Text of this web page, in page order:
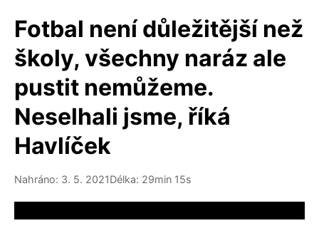
Fotbal není důležitější než
školy, všechny naráz ale
pustit nemůžeme.
Neselhali jsme, říká
Havlíček
Nahráno: 3. 5. 2021Délka: 29min 15s